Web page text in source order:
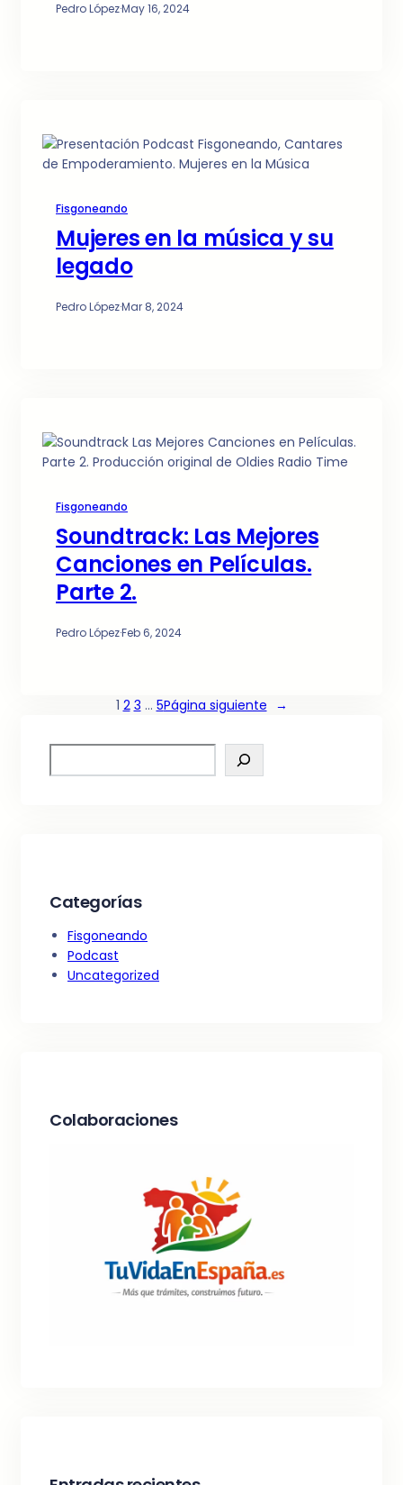
Pedro López·May 16, 2024
Fisgoneando
Mujeres en la música y su
legado
Pedro López·Mar 8, 2024
Fisgoneando
Soundtrack: Las Mejores
Canciones en Películas.
Parte 2.
Pedro López·Feb 6, 2024
1 2 3 … 5Página siguiente →
e
Categorías
Fisgoneando
Podcast
Uncategorized
Colaboraciones